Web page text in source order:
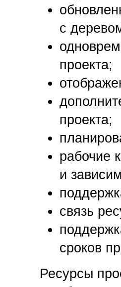
с
проекта;
проекта;
рабочие
и
связь
сроков
Ресурсы